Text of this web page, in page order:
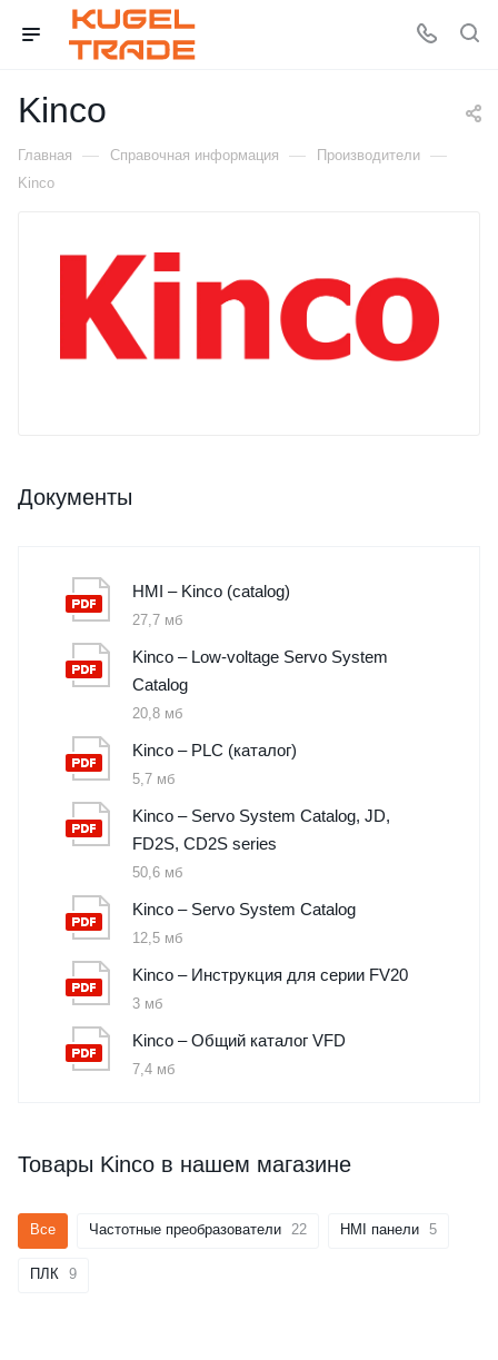
Kinco
Главная — Справочная информация — Производители —
Kinco
Документы
HMI – Kinco (catalog)
27,7 мб
Kinco – Low-voltage Servo System
Catalog
20,8 мб
Kinco – PLC (каталог)
5,7 мб
Kinco – Servo System Catalog, JD,
FD2S, CD2S series
50,6 мб
Kinco – Servo System Catalog
12,5 мб
Kinco – Инструкция для серии FV20
3 мб
Kinco – Общий каталог VFD
7,4 мб
Товары Kinco в нашем магазине
Все Частотные преобразователи 22 HMI панели 5
ПЛК 9